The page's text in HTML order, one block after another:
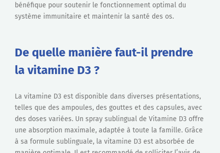
bénéfique pour soutenir le fonctionnement optimal du
système immunitaire et maintenir la santé des os.
De quelle manière faut-il prendre
la vitamine D3 ?
La vitamine D3 est disponible dans diverses présentations,
telles que des ampoules, des gouttes et des capsules, avec
des doses variées. Un spray sublingual de Vitamine D3 offre
une absorption maximale, adaptée à toute la famille. Grâce
à sa formule sublinguale, la vitamine D3 est absorbée de